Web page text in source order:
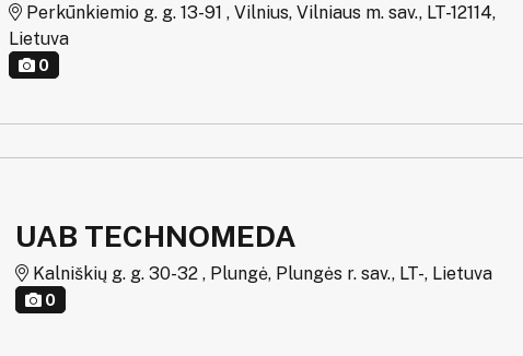
Perkūnkiemio g. g. 13-91 , Vilnius, Vilniaus m. sav., LT-12114,
Lietuva
0
UAB TECHNOMEDA
Kalniškių g. g. 30-32 , Plungė, Plungės r. sav., LT-, Lietuva
0